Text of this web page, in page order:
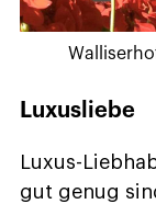
Luxusliebe
Luxus-
gut genug